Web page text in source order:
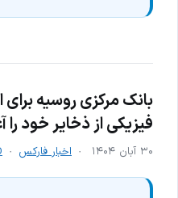
بانک مرکزی روسیه
فیزیکی از ذخایر خود را
۳۰ آبان ۱۴۰۴ اخبار فارکس